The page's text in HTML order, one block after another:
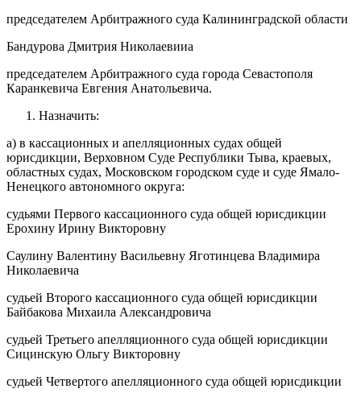
председателем Арбитражного суда Калининградской области
Бандурова Дмитрия Николаевииа
председателем Арбитражного суда города Севастополя
Каранкевича Евгения Анатольевича.
Назначить:
а) в кассационных и апелляционных судах общей
юрисдикции, Верховном Суде Республики Тыва, краевых,
областных судах, Московском городском суде и суде Ямало-
Ненецкого автономного округа:
судьями Первого кассационного суда общей юрисдикции
Ерохину Ирину Викторовну
Саулину Валентину Васильевну Яготинцева Владимира
Николаевича
судьей Второго кассационного суда общей юрисдикции
Байбакова Михаила Александровича
судьей Третьего апелляционного суда общей юрисдикции
Сицинскую Ольгу Викторовну
судьей Четвертого апелляционного суда общей юрисдикции